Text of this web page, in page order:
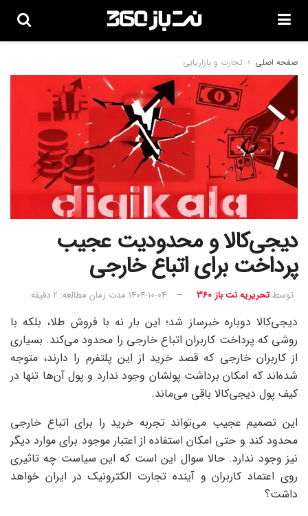
صفحه اصلی تجارت و بازاریابی
دیجی‌کالا و محدودیت عجیب
پرداخت برای اتباع خارجی
توسطتحریریه نت باز 360 1404-10-04 مدت زمان مطالعه: 2 دقیقه
دیجی‌کالا دوباره خبرساز شد؛ این بار نه با فروش طلا، بلکه با
روشی که پرداخت کاربران اتباع خارجی را محدود می‌کند. بسیاری
از کاربران خارجی که قصد خرید از این پلتفرم را دارند، متوجه
شده‌اند که امکان برداشت پولشان وجود ندارد و پول آن‌ها تنها در
کیف پول دیجی‌کالا باقی می‌ماند.
این تصمیم عجیب می‌تواند تجربه خرید را برای اتباع خارجی
محدود کند و حتی امکان استفاده از اعتبار موجود برای موارد دیگر
نیز وجود ندارد. حالا سوال این است که این سیاست چه تاثیری
روی اعتماد کاربران و آینده تجارت الکترونیک در ایران خواهد
داشت؟